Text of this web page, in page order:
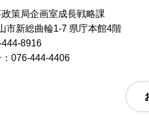
策局企画室成長戦略課
市新総曲輪1-7 県庁本館4階
8916
076-444-4406